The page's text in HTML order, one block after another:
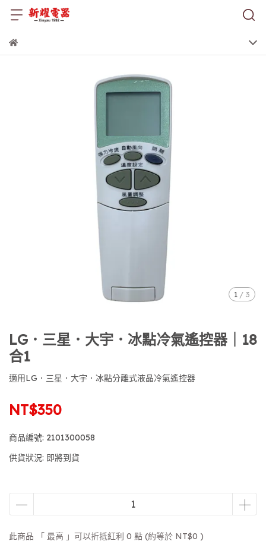
1 / 3
LG．三星．大宇．冰點冷氣遙控器｜18
合1
適用LG．三星．大宇．冰點分離式液晶冷氣遙控器
NT$350
商品編號: 2101300058
供貨狀況: 即將到貨
此商品 「 最高 」可以折抵紅利 0 點 (約等於 NT$0 )